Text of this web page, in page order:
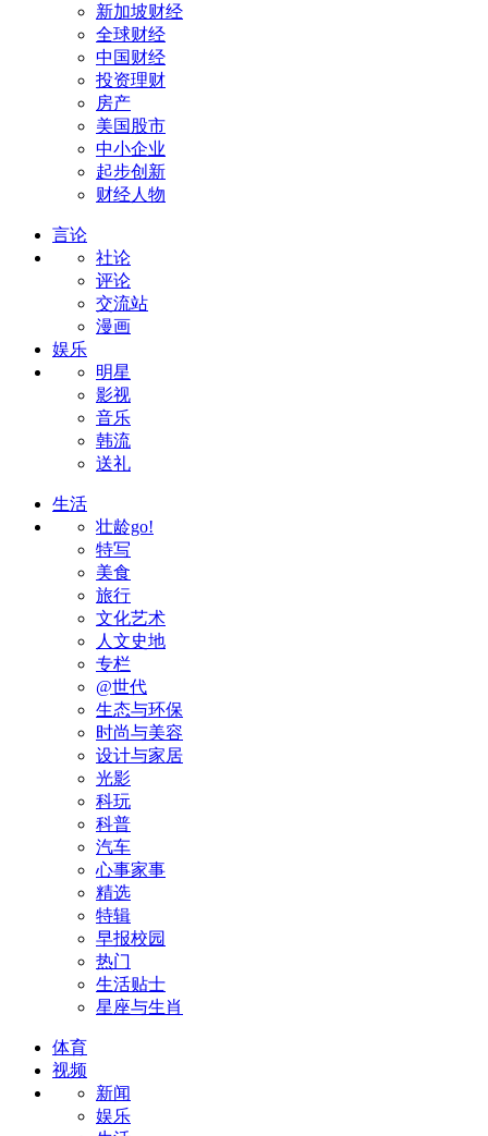
新加坡财经
全球财经
中国财经
投资理财
房产
美国股市
中小企业
起步创新
财经人物
言论
社论
评论
交流站
漫画
娱乐
明星
影视
音乐
韩流
送礼
生活
壮龄go!
特写
美食
旅行
文化艺术
人文史地
专栏
@世代
生态与环保
时尚与美容
设计与家居
光影
科玩
科普
汽车
心事家事
精选
特辑
早报校园
热门
生活贴士
星座与生肖
体育
视频
新闻
娱乐